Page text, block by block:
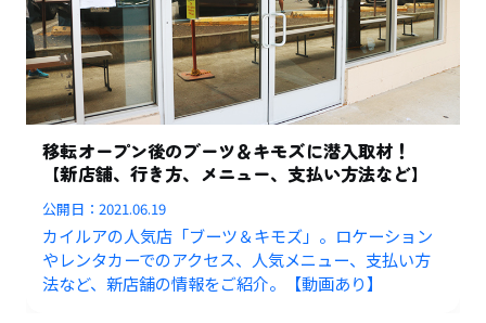
移転オープン後のブーツ＆キモズに潜入取材！
【新店舗、行き方、メニュー、支払い方法など】
公開日：2021.06.19
カイルアの人気店「ブーツ＆キモズ」。ロケーション
やレンタカーでのアクセス、人気メニュー、支払い方
法など、新店舗の情報をご紹介。【動画あり】